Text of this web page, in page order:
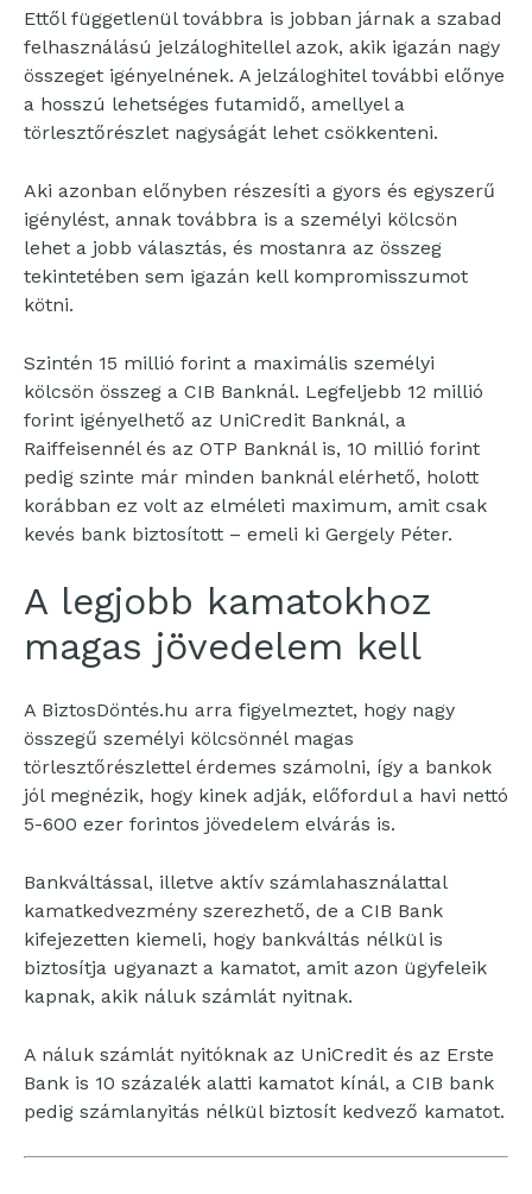
Ettől függetlenül továbbra is jobban járnak a szabad
felhasználású jelzáloghitellel azok, akik igazán nagy
összeget igényelnének. A jelzáloghitel további előnye
a hosszú lehetséges futamidő, amellyel a
törlesztőrészlet nagyságát lehet csökkenteni.
Aki azonban előnyben részesíti a gyors és egyszerű
igénylést, annak továbbra is a személyi kölcsön
lehet a jobb választás, és mostanra az összeg
tekintetében sem igazán kell kompromisszumot
kötni.
Szintén 15 millió forint a maximális személyi
kölcsön összeg a CIB Banknál. Legfeljebb 12 millió
forint igényelhető az UniCredit Banknál, a
Raiffeisennél és az OTP Banknál is, 10 millió forint
pedig szinte már minden banknál elérhető, holott
korábban ez volt az elméleti maximum, amit csak
kevés bank biztosított – emeli ki Gergely Péter.
A legjobb kamatokhoz
magas jövedelem kell
A BiztosDöntés.hu arra figyelmeztet, hogy nagy
összegű személyi kölcsönnél magas
törlesztőrészlettel érdemes számolni, így a bankok
jól megnézik, hogy kinek adják, előfordul a havi nettó
5-600 ezer forintos jövedelem elvárás is.
Bankváltással, illetve aktív számlahasználattal
kamatkedvezmény szerezhető, de a CIB Bank
kifejezetten kiemeli, hogy bankváltás nélkül is
biztosítja ugyanazt a kamatot, amit azon ügyfeleik
kapnak, akik náluk számlát nyitnak.
A náluk számlát nyitóknak az UniCredit és az Erste
Bank is 10 százalék alatti kamatot kínál, a CIB bank
pedig számlanyitás nélkül biztosít kedvező kamatot.